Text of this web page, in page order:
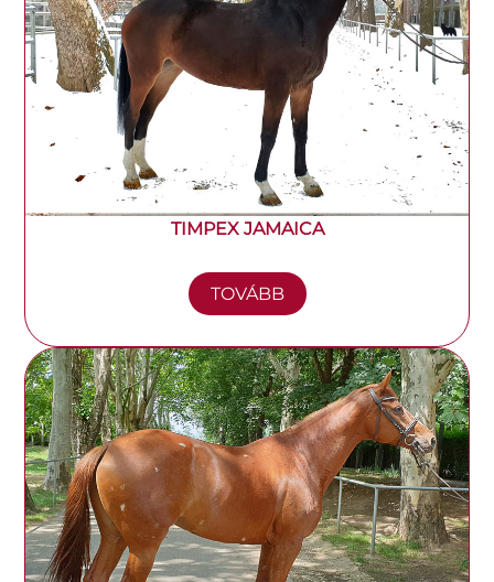
TIMPEX JAMAICA
TOVÁBB